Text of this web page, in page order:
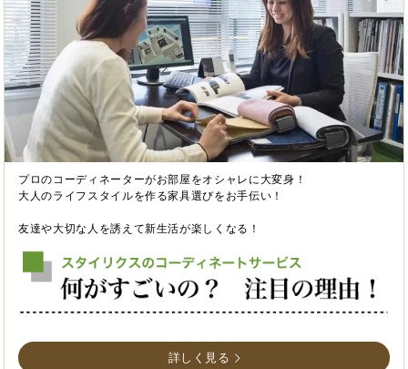
プロのコーディネーターがお部屋をオシャレに大変身！
大人のライフスタイルを作る家具選びをお手伝い！
友達や大切な人を誘えて新生活が楽しくなる！
詳しく見る